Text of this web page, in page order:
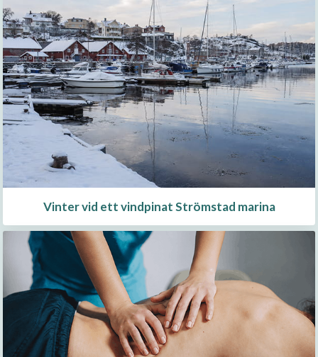
Vinter vid ett vindpinat Strömstad marina